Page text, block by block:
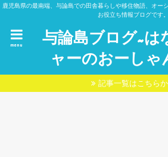
鹿児島県の最南端、与論島での田舎暮らしや移住物語、オー
お役立ち情報ブログです。
与論島ブログ~は
ャーのおーしゃ
menu
記事一覧はこちら